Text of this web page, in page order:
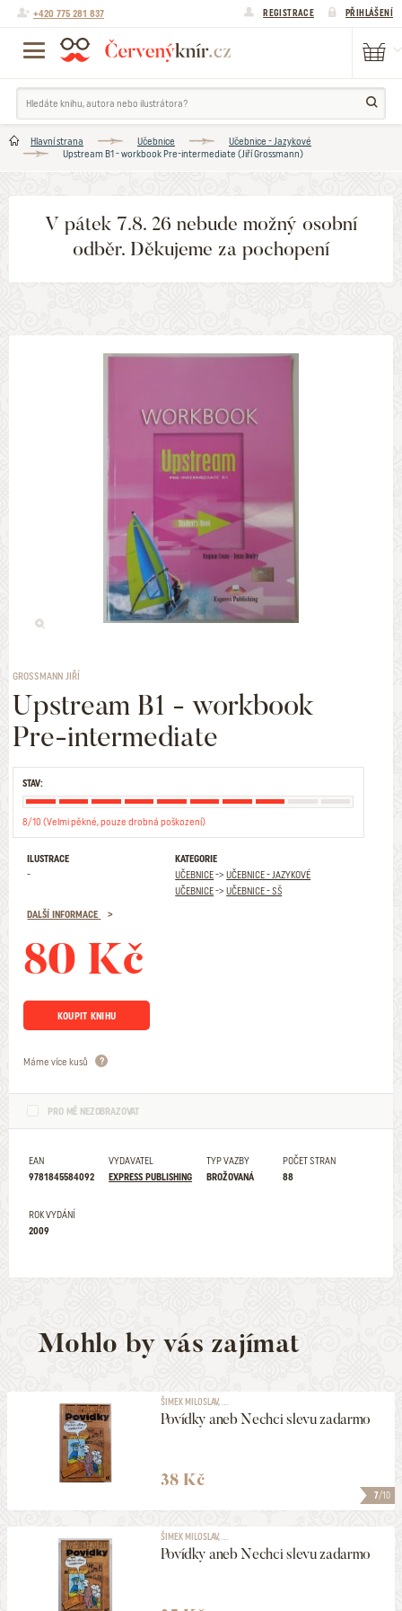
+420 775 281 837 REGISTRACE PŘIHLÁŠENÍ
Hlavní strana Učebnice
Učebnice - Jazykové
Upstream B1 - workbook Pre-intermediate (Jiří Grossmann)
V pátek 7.8. 26 nebude možný osobní
odběr. Děkujeme za pochopení
GROSSMANN JIŘÍ
Upstream B1 - workbook
Pre-intermediate
STAV:
8/10 (Velmi pěkné, pouze drobná poškození)
ILUSTRACE
-
KATEGORIE
UČEBNICE->UČEBNICE - JAZYKOVÉ
UČEBNICE->UČEBNICE - SŠ
DALŠÍ INFORMACE
80 Kč
KOUPIT KNIHU
Máme více kusů
PRO MĚ NEZOBRAZOVAT
EAN
9781845584092
VYDAVATEL
EXPRESS PUBLISHING
TYP VAZBY
BROŽOVANÁ
POČET STRAN
88
ROK VYDÁNÍ
2009
Mohlo by vás zajímat
7/10
ŠIMEK MILOSLAV, ...
Povídky aneb Nechci slevu zadarmo
38 Kč
ŠIMEK MILOSLAV, ...
Povídky aneb Nechci slevu zadarmo